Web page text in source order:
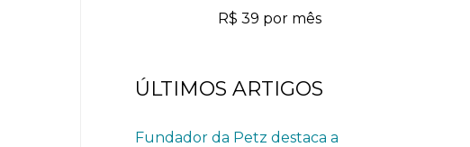
R$ 39 por mês
ÚLTIMOS ARTIGOS
Fundador da Petz destaca a